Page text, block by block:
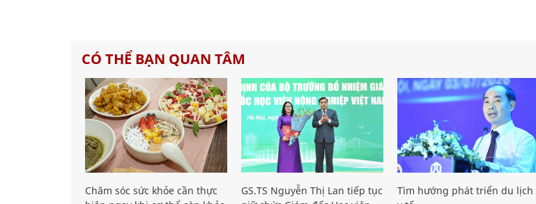
CÓ THỂ BẠN QUAN TÂM
Chăm sóc sức khỏe cần thực
GS.TS Nguyễn Thị Lan tiếp tục
Tìm hướng phát triển du lịch